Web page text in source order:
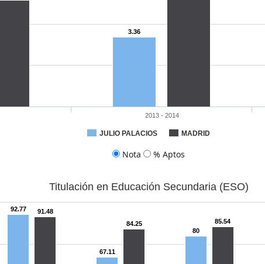
3.36
JULIO PALACIOS MADRID
2013 - 2014
Nota % Aptos
Titulación en Educación Secundaria (ESO)
92.77
67.11
80
91.48
84.25
85.54